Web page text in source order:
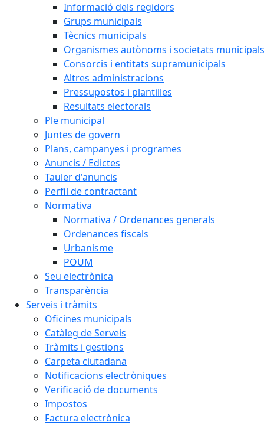
Informació dels regidors
Grups municipals
Tècnics municipals
Organismes autònoms i societats municipals
Consorcis i entitats supramunicipals
Altres administracions
Pressupostos i plantilles
Resultats electorals
Ple municipal
Juntes de govern
Plans, campanyes i programes
Anuncis / Edictes
Tauler d'anuncis
Perfil de contractant
Normativa
Normativa / Ordenances generals
Ordenances fiscals
Urbanisme
POUM
Seu electrònica
Transparència
Serveis i tràmits
Oficines municipals
Catàleg de Serveis
Tràmits i gestions
Carpeta ciutadana
Notificacions electròniques
Verificació de documents
Impostos
Factura electrònica